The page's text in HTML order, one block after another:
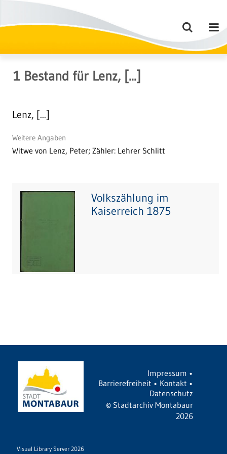
1 Bestand für Lenz, [...]
Lenz, [...]
Weitere Angaben
Witwe von Lenz, Peter; Zähler: Lehrer Schlitt
Volkszählung im
Kaiserreich 1875
Impressum •
Barrierefreiheit • Kontakt •
Datenschutz
© Stadtarchiv Montabaur
2026
Visual Library Server 2026